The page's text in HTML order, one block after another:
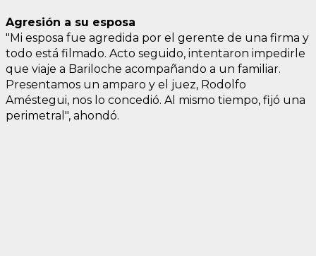
Agresión a su esposa
"Mi esposa fue agredida por el gerente de una firma y
todo está filmado. Acto seguido, intentaron impedirle
que viaje a Bariloche acompañando a un familiar.
Presentamos un amparo y el juez, Rodolfo
Améstegui, nos lo concedió. Al mismo tiempo, fijó una
perimetral", ahondó.